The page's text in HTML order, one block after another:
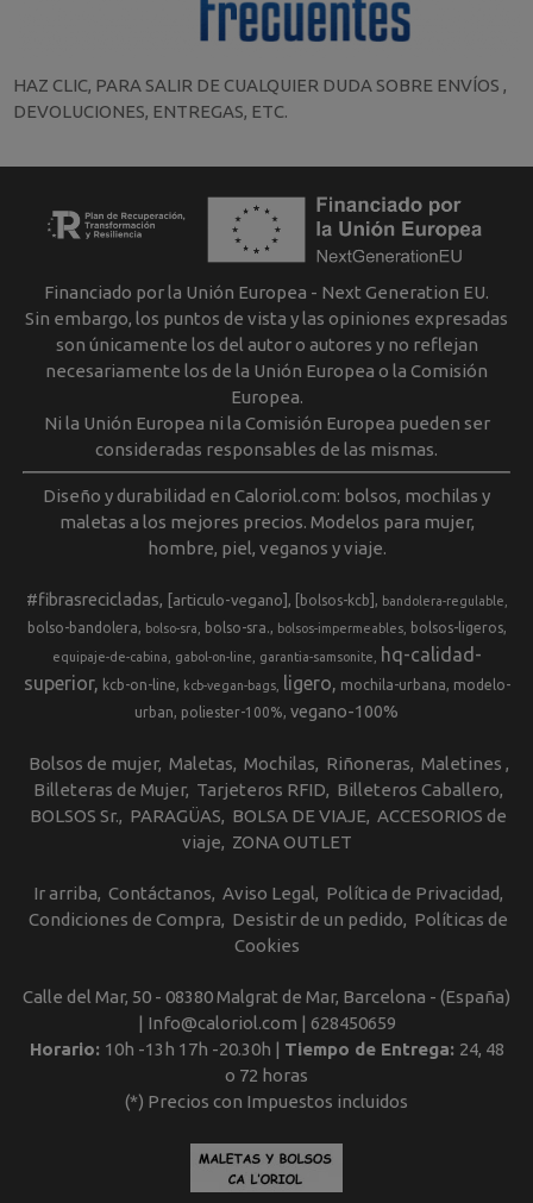
HAZ CLIC, PARA SALIR DE CUALQUIER DUDA SOBRE ENVÍOS ,
DEVOLUCIONES, ENTREGAS, ETC.
Financiado por la Unión Europea - Next Generation EU.
Sin embargo, los puntos de vista y las opiniones expresadas
son únicamente los del autor o autores y no reflejan
necesariamente los de la Unión Europea o la Comisión
Europea.
Ni la Unión Europea ni la Comisión Europea pueden ser
consideradas responsables de las mismas.
Diseño y durabilidad en Caloriol.com: bolsos, mochilas y
maletas a los mejores precios. Modelos para mujer,
hombre, piel, veganos y viaje.
#fibrasrecicladas [articulo-vegano] [bolsos-kcb] bandolera-regulable
bolso-bandolera bolso-sra bolso-sra. bolsos-impermeables bolsos-ligeros
equipaje-de-cabina gabol-on-line garantia-samsonite
hq-calidad-
superior
kcb-on-line kcb-vegan-bags ligero mochila-urbana
modelo-
urban
poliester-100% vegano-100%
Bolsos de mujer Maletas Mochilas Riñoneras Maletines
Billeteras de Mujer Tarjeteros RFID
Billeteros Caballero
BOLSOS Sr.
PARAGÜAS BOLSA DE VIAJE ACCESORIOS de
viaje
ZONA OUTLET
Ir arriba Contáctanos Aviso Legal
Política de Privacidad
Condiciones de Compra
Desistir de un pedido
Políticas de
Cookies
Calle del Mar, 50 - 08380 Malgrat de Mar, Barcelona - (España)
| Info@caloriol.com | 628450659
Horario: 10h -13h 17h -20.30h | Tiempo de Entrega: 24, 48
o 72 horas
(*) Precios con Impuestos incluidos